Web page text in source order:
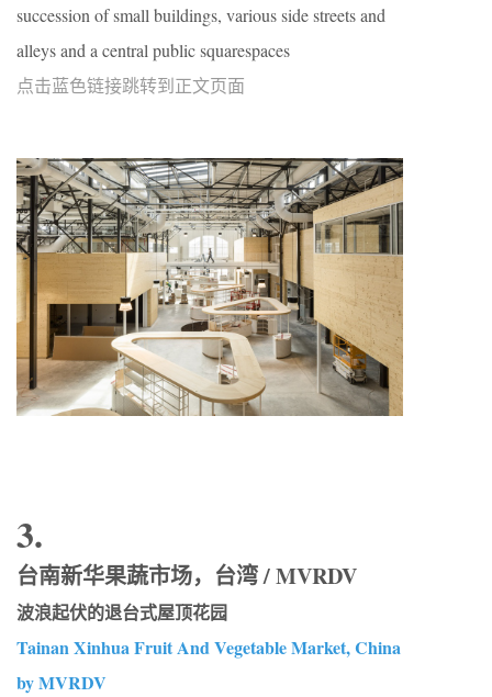
succession of small buildings, various side streets and
alleys and a central public squarespaces
点击蓝色链接跳转到正文页面
3.
台南新华果蔬市场，台湾 / MVRDV
波浪起伏的退台式屋顶花园
Tainan Xinhua Fruit And Vegetable Market, China
by MVRDV